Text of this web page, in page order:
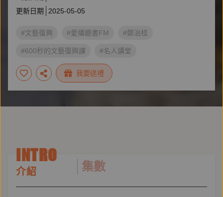
更新日期
2025-05-05
#文藝復興 #愛播聽書FM #鄭治桂
#600秒的文藝復興課 #名人講堂
我要送禮
INTRO
介紹 集數